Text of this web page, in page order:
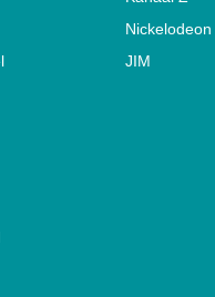
Nickelodeon
JIM